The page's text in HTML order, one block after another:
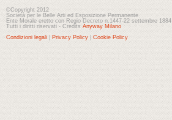
©Copyright 2012
Società per le Belle Arti ed Esposizione Permanente
Ente Morale eretto con Regio Decreto n.1447-22 settembre 1884
Tutti i diritti riservati - Credits Anyway Milano
Condizioni legali
Privacy Policy Cookie Policy